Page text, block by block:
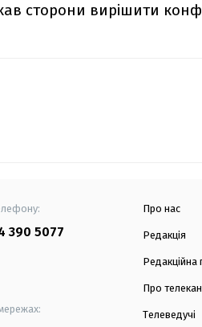
сторони вирішити
390 5077
Про нас
Редакція
Редакційна
Про
Телеведучі